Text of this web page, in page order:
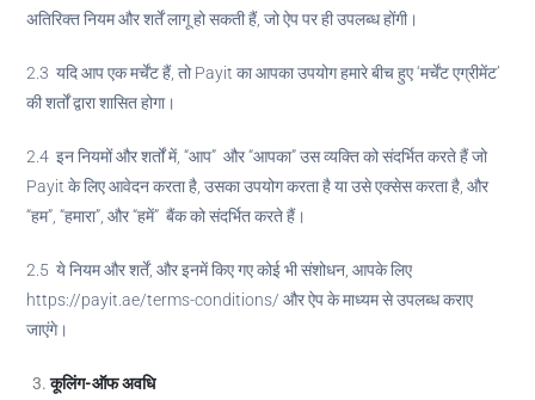
अतिरिक्त नियम और शर्तें लागू हो सकती हैं, जो ऐप पर ही उपलब्ध होंगी।
2.3 यदि आप एक मर्चेंट हैं, तो Payit का आपका उपयोग हमारे बीच हुए ‘मर्चेंट एग्रीमेंट’
की शर्तों द्वारा शासित होगा।
2.4 इन नियमों और शर्तों में, “आप” और “आपका” उस व्यक्ति को संदर्भित करते हैं जो
Payit के लिए आवेदन करता है, उसका उपयोग करता है या उसे एक्सेस करता है, और
“हम”, “हमारा”, और “हमें” बैंक को संदर्भित करते हैं।
2.5 ये नियम और शर्तें, और इनमें किए गए कोई भी संशोधन, आपके लिए
https://payit.ae/terms-conditions/ और ऐप के माध्यम से उपलब्ध कराए
जाएंगे।
कूलिंग-ऑफ अवधि